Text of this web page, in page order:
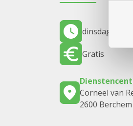
dinsdag 15
Gratis
Corneel van
2600 Berchem